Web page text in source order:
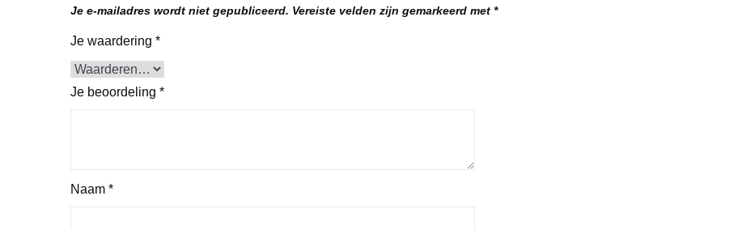
Je e-mailadres wordt niet gepubliceerd. Vereiste velden zijn gemarkeerd met *
Je waardering *
Je beoordeling *
Naam *